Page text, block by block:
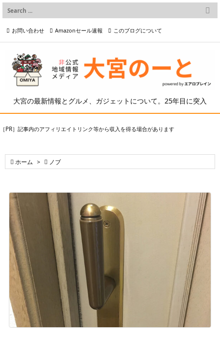
大宮の最新情報とグルメ、ガジェットについて。25年目に突入

メニュー

検索
お問い合わせ Amazonセール速報 このブログについて
プライバシーポリシー等
［PR］記事内のアフィリエイトリンク等から収入を得る場合があります
 ホーム >  ノブ